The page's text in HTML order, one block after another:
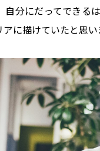
自分にだってできる
に描けていたと思い